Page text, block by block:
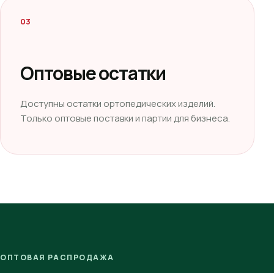
03
Оптовые остатки
Доступны остатки ортопедических изделий.
Только оптовые поставки и партии для бизнеса.
ОПТОВАЯ РАСПРОДАЖА